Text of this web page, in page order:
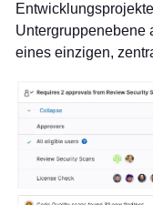
Untergruppenebene
eines einzigen,